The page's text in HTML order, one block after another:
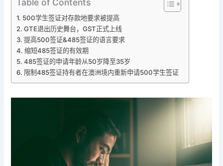
500学生签证对存款地要求被提高
GTE退出历史舞台，GST正式上线
提高500签证&485签证的语言要求
缩短485签证的有效期
485签证的申请年龄从50岁降至35岁
限制485签证持有者在澳洲境内重新申请500学生签证